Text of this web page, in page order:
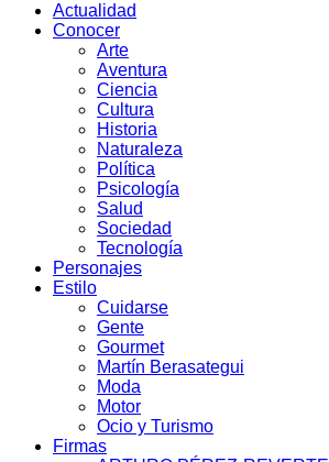
Actualidad
Conocer
Arte
Aventura
Ciencia
Cultura
Historia
Naturaleza
Política
Psicología
Salud
Sociedad
Tecnología
Personajes
Estilo
Cuidarse
Gente
Gourmet
Martín Berasategui
Moda
Motor
Ocio y Turismo
Firmas